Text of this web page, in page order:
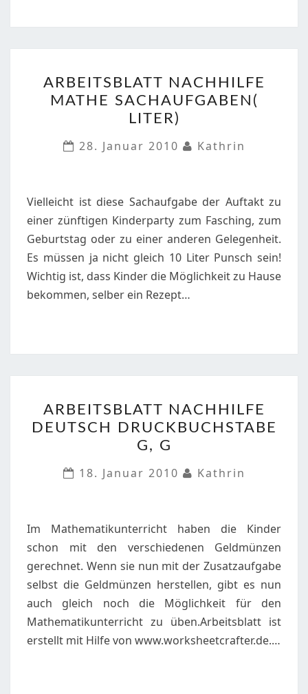
NACHHILFE
MATHE
SACHAUFGABEN(
LITER)
ARBEITSBLATT NACHHILFE
MATHE SACHAUFGABEN(
LITER)
28. Januar 2010
Kathrin
Vielleicht ist diese Sachaufgabe der Auftakt zu
einer zünftigen Kinderparty zum Fasching, zum
Geburtstag oder zu einer anderen Gelegenheit.
Es müssen ja nicht gleich 10 Liter Punsch sein!
Wichtig ist, dass Kinder die Möglichkeit zu Hause
bekommen, selber ein Rezept…
NACHHILFE
DEUTSCH
DRUCKBUCHSTABE
G,
ARBEITSBLATT NACHHILFE
DEUTSCH DRUCKBUCHSTABE
G, G
18. Januar 2010
Kathrin
Im Mathematikunterricht haben die Kinder
schon mit den verschiedenen Geldmünzen
gerechnet. Wenn sie nun mit der Zusatzaufgabe
selbst die Geldmünzen herstellen, gibt es nun
auch gleich noch die Möglichkeit für den
Mathematikunterricht zu üben.Arbeitsblatt ist
erstellt mit Hilfe von www.worksheetcrafter.de.…